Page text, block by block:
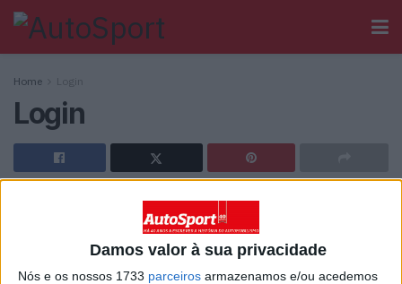
Damos valor à sua privacidade
Nós e os nossos 1733 parceiros armazenamos e/ou acedemos
Home Login
Login
Ainda não tem registo no Autosport?